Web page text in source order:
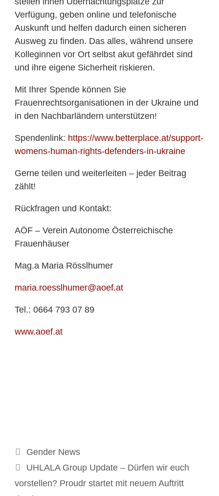
Verfügung, geben online und telefonische
Auskunft und helfen dadurch einen sicheren
Ausweg zu finden. Das alles, während unsere
Kolleginnen vor Ort selbst akut gefährdet sind
und ihre eigene Sicherheit riskieren.
Mit Ihrer Spende können Sie
Frauenrechtsorganisationen in der Ukraine und
in den Nachbarländern unterstützen!
Spendenlink: https://www.betterplace.at/support-
womens-human-rights-defenders-in-ukraine
Gerne teilen und weiterleiten – jeder Beitrag
zählt!
Rückfragen und Kontakt:
AÖF – Verein Autonome Österreichische
Frauenhäuser
Mag.a Maria Rösslhumer
maria.roesslhumer@aoef.at
Tel.: 0664 793 07 89
www.aoef.at
Kategorien
Gender News
UHLALA Group Update – Dürfen wir euch
vorstellen? Proudr startet mit neuem Auftritt